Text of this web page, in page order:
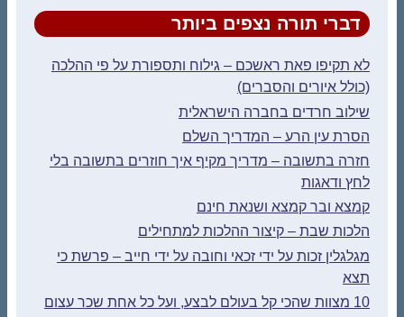
דברי תורה נצפים ביותר
לא תקיפו פאת ראשכם – גילוח ותספורת על פי ההלכה
(כולל איורים והסברים)
שילוב חרדים בחברה הישראלית
הסרת עין הרע – המדריך השלם
חזרה בתשובה – מדריך מקיף איך חוזרים בתשובה בלי
לחץ ודאגות
קמצא ובר קמצא ושנאת חינם
הלכות שבת – קיצור ההלכות למתחילים
מגלגלין זכות על ידי זכאי וחובה על ידי חייב – פרשת כי
תצא
10 מצוות שהכי קל בעולם לבצע, ועל כל אחת שכר עצום